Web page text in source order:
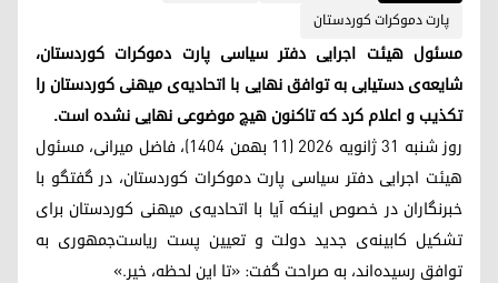
پارت دموکرات کوردستان
مسئول هیئت اجرایی دفتر سیاسی پارت دموکرات کوردستان،
شایعه‌ی دستیابی به توافق نهایی با اتحادیه‌ی میهنی کوردستان را
تکذیب و اعلام کرد که تاکنون هیچ موضوعی نهایی نشده است.
روز شنبه ۳۱ ژانویه ۲۰۲۶ (۱۱ بهمن ۱۴۰۴)، فاضل میرانی، مسئول
هیئت اجرایی دفتر سیاسی پارت دموکرات کوردستان، در گفتگو با
خبرنگاران در خصوص اینکه آیا با اتحادیه‌ی میهنی کوردستان برای
تشکیل کابینه‌ی جدید دولت و تعیین پست ریاست‌جمهوری به
توافق رسیده‌اند، به صراحت گفت: «تا این لحظه، خیر.»